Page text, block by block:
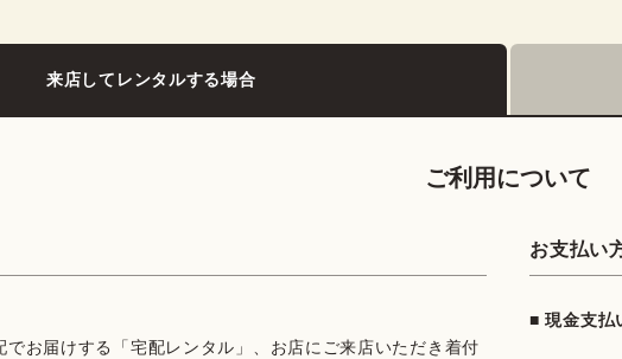
来店してレンタルする場合
ご利用について
でお届けする「宅配レンタル」、お店にご来店いただき着付
お支払い
■ 現金支払